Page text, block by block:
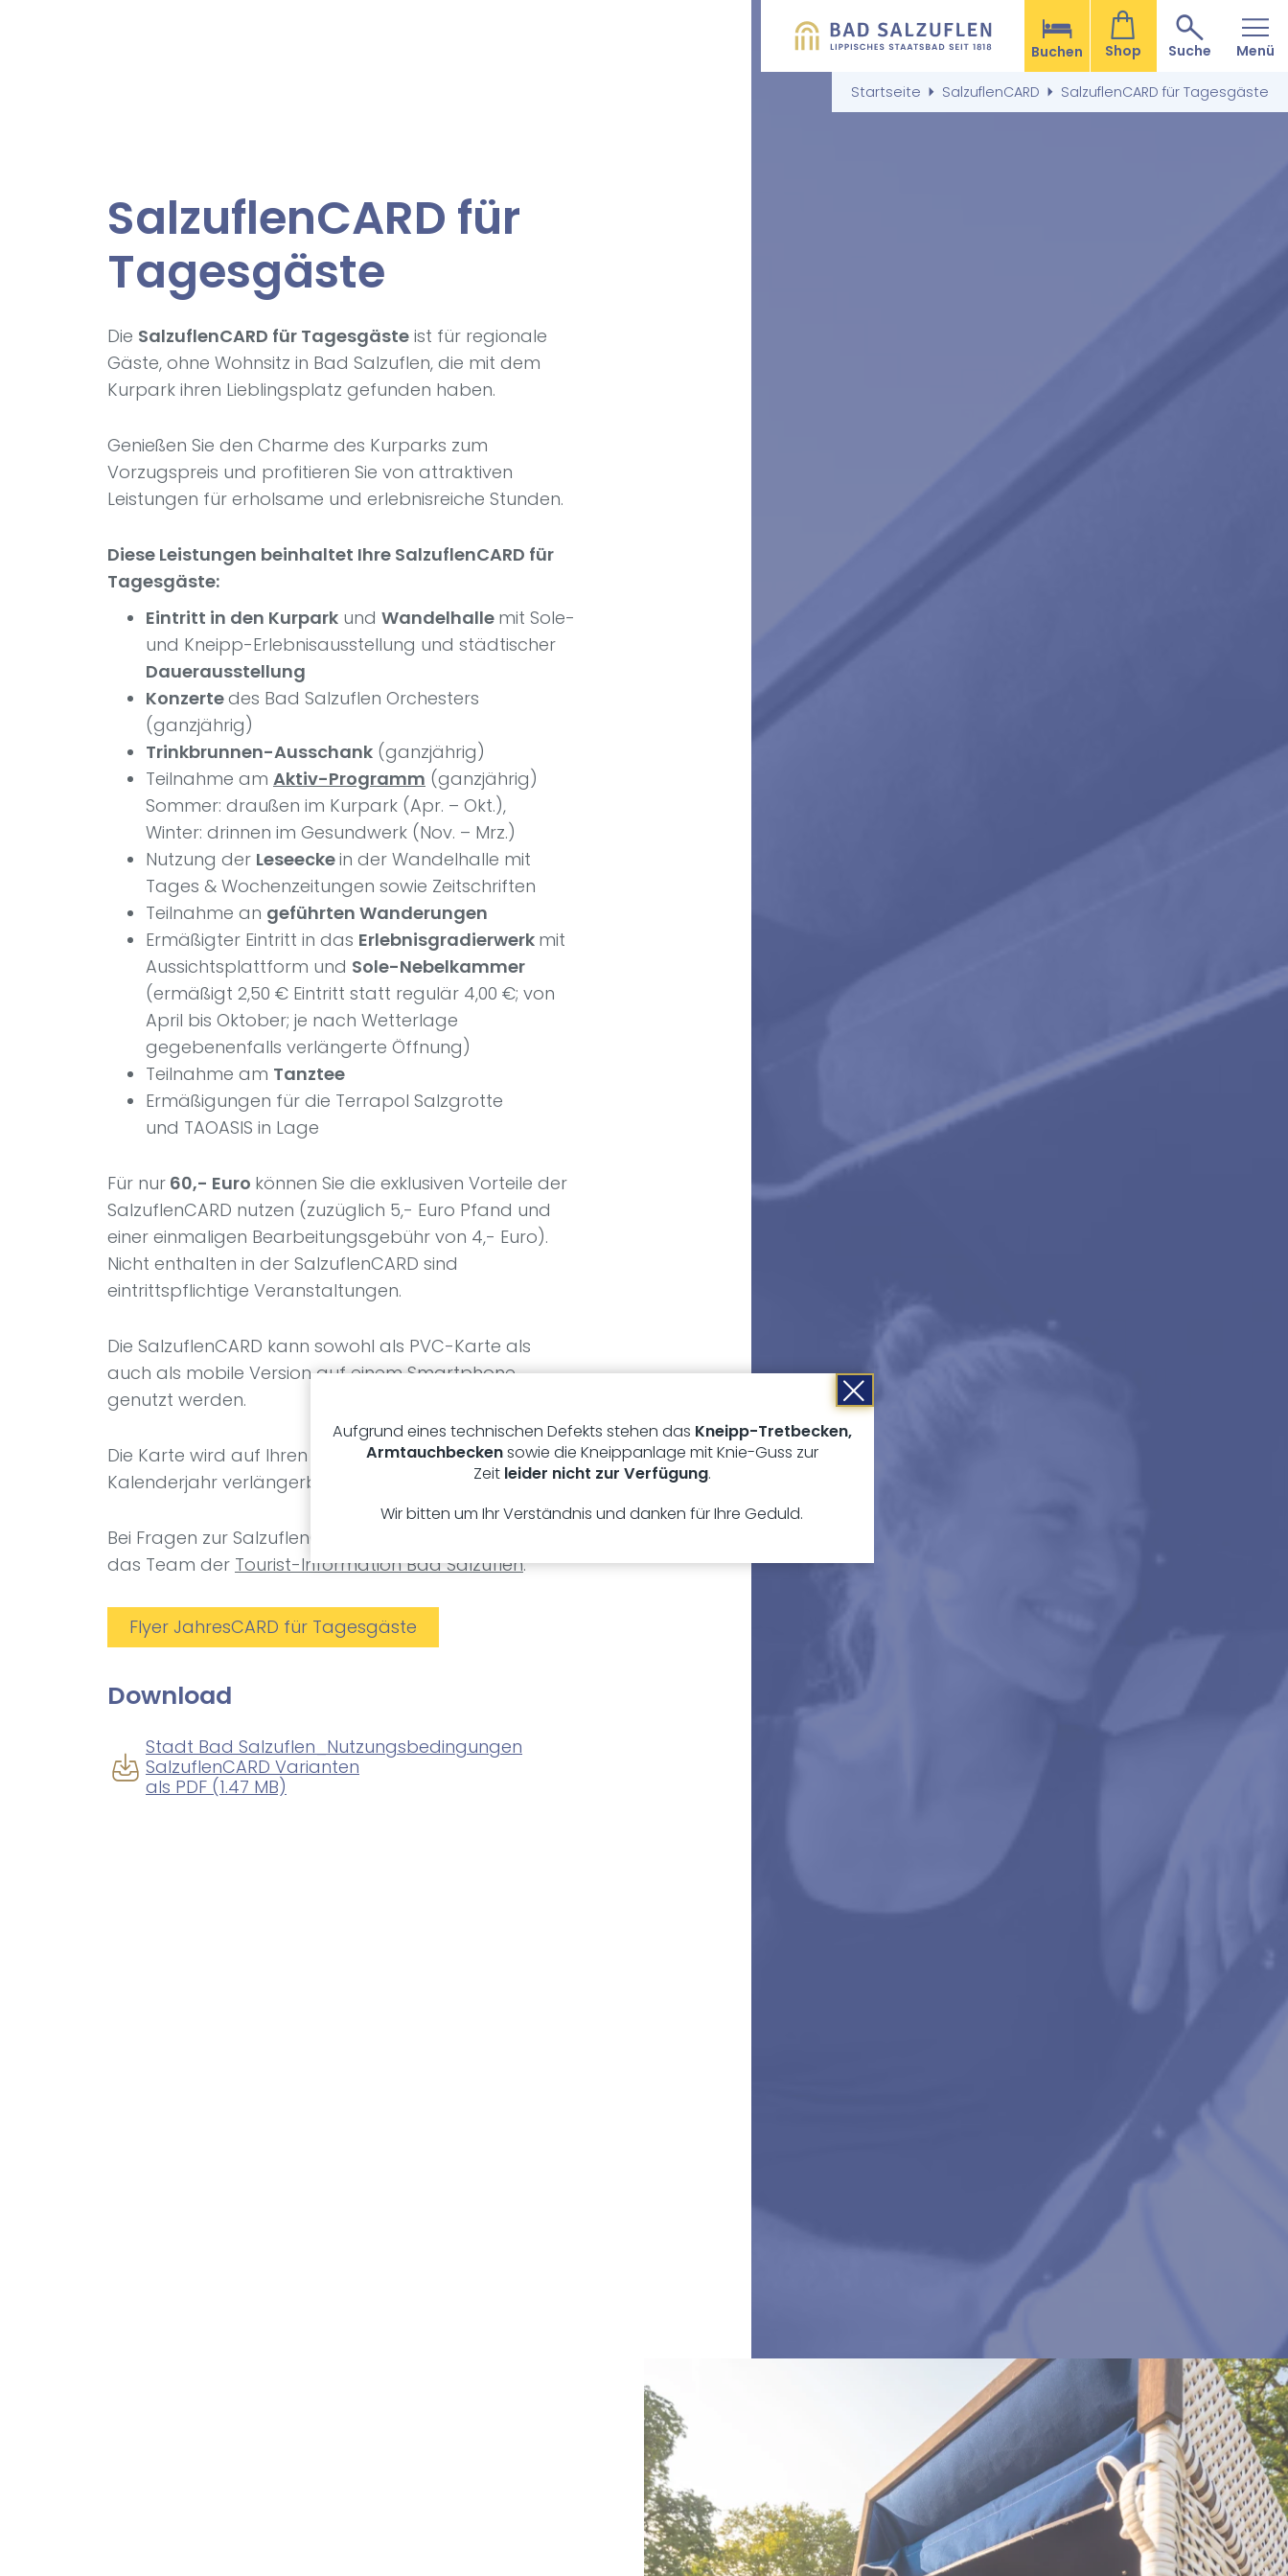
Buchen Shop Suche Menü
Startseite SalzuflenCARD SalzuflenCARD für Tagesgäste
Salz­uflenCARD für
Ta­ges­gäs­te
Die SalzuflenCARD für Tagesgästeist für regionale
Gäste, ohne Wohnsitz in Bad Salzuflen, die mit dem
Kurpark ihren Lieblingsplatz gefunden haben.
Genießen Sie den Charme des Kurparks zum
Vorzugspreis und profitieren Sie von attraktiven
Leistungen für erholsame und erlebnisreiche Stunden.
Diese Leistungen beinhaltet Ihre SalzuflenCARD für
Tagesgäste:
Eintritt in den Kurparkund Wandelhalle mit Sole-
und Kneipp-Erlebnisausstellung und städtischer
Dauerausstellung
Konzertedes Bad Salzuflen Orchesters
(ganzjährig)
Trinkbrunnen-Ausschank(ganzjährig)
Teilnahme am Aktiv-Programm (ganzjährig)
Sommer: draußen im Kurpark (Apr. – Okt.),
Winter: drinnen im Gesundwerk (Nov. – Mrz.)
Nutzung der Leseeckein der Wandelhalle mit
Tages & Wochenzeitungen sowie Zeitschriften
Teilnahme an geführten Wanderungen
Ermäßigter Eintritt in das Erlebnisgradierwerk mit
Aussichtsplattform und Sole-Nebelkammer
(ermäßigt 2,50 € Eintritt statt regulär 4,00 €; von
April bis Oktober; je nach Wetterlage
gegebenenfalls verlängerte Öffnung)
Teilnahme am Tanztee
Ermäßigungen für die Terrapol Salzgrotte
und TAOASIS in Lage
Für nur60,- Euro können Sie die exklusiven Vorteile der
SalzuflenCARD nutzen (zuzüglich 5,- Euro Pfand und
einer einmaligen Bearbeitungsgebühr von 4,- Euro).
Nicht enthalten in der SalzuflenCARD sind
eintrittspflichtige Veranstaltungen.
Die SalzuflenCARD kann sowohl als PVC-Karte als
auch als mobile Version auf einem Smartphone
genutzt werden.
Die Karte wird auf Ihren Namen ausgestellt und ist pro
Kalenderjahr verlängerbar.
Bei Fragen zur SalzuflenCARD wenden Sie sich gern an
das Team der Tourist-Information Bad Salzuflen.
Flyer JahresCARD für Tagesgäste
Down­load
Stadt Bad Salzuflen_Nutzungsbedingungen
SalzuflenCARD Varianten
als PDF (1.47 MB)
Aufgrund eines technischen Defekts stehen das Kneipp-Tretbecken,
Armtauchbeckensowie die Kneippanlage mit Knie-Guss zur
Zeit leider nicht zur Verfügung.
Wir bitten um Ihr Verständnis und danken für Ihre Geduld.